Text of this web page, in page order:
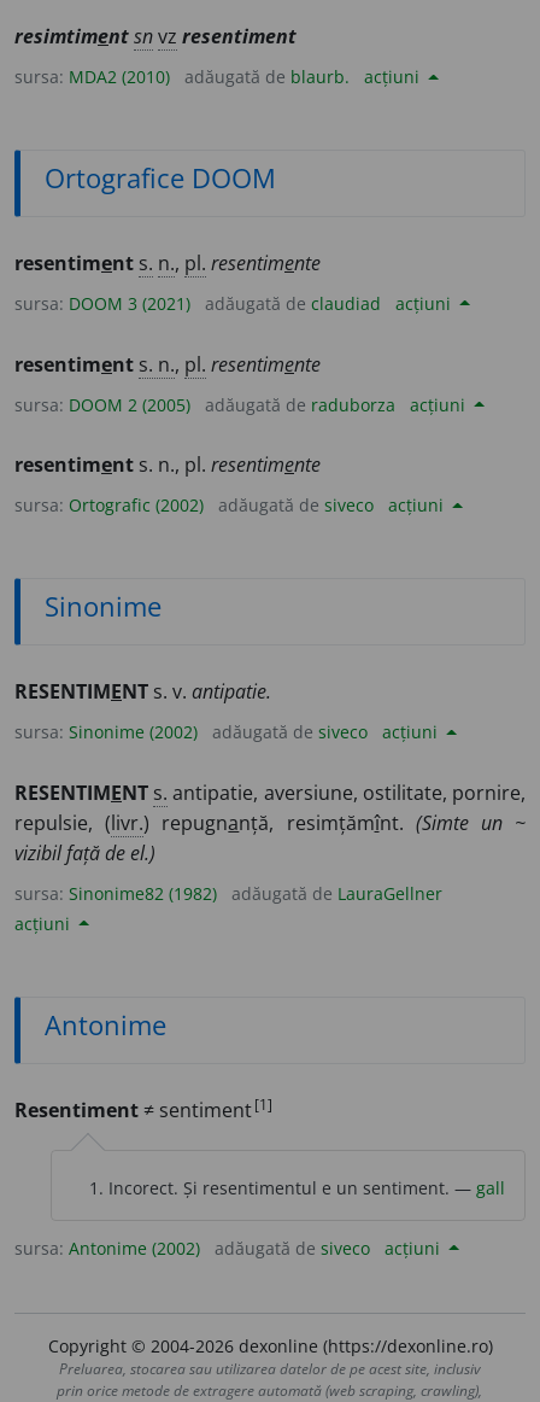
resimtimentsnvz resentiment
sursa: MDA2 (2010) adăugată de blaurb. acțiuni
Ortografice DOOM
resentiment s. n., pl. resentimente
sursa: DOOM 3 (2021) adăugată de claudiad acțiuni
resentiment s. n., pl. resentimente
sursa: DOOM 2 (2005) adăugată de raduborza acțiuni
resentiment s. n., pl. resentimente
sursa: Ortografic (2002) adăugată de siveco acțiuni
Sinonime
RESENTIMENT s. v. antipatie.
sursa: Sinonime (2002) adăugată de siveco acțiuni
RESENTIMENT s. antipatie, aversiune, ostilitate, pornire,
repulsie, (livr.) repugnanță, resimțămînt. (Simte un ~
vizibil față de el.)
sursa: Sinonime82 (1982) adăugată de LauraGellner
acțiuni
Antonime
Resentiment≠ sentiment[1]
Incorect. Și resentimentul e un sentiment. — gall
sursa: Antonime (2002) adăugată de siveco acțiuni
Copyright © 2004-2026 dexonline (https://dexonline.ro)
Preluarea, stocarea sau utilizarea datelor de pe acest site, inclusiv
prin orice metode de extragere automată (web scraping, crawling),